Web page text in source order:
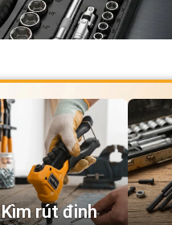
Kìm rút đinh